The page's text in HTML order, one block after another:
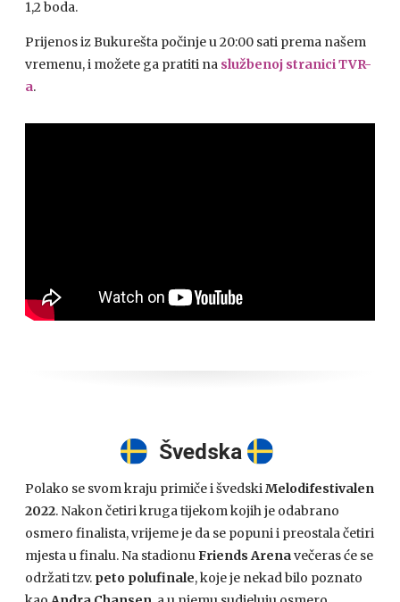
1,2 boda.
Prijenos iz Bukurešta počinje u 20:00 sati prema našem
vremenu, i možete ga pratiti na službenoj stranici TVR-
a.
Švedska
Polako se svom kraju primiče i švedski Melodifestivalen
2022. Nakon četiri kruga tijekom kojih je odabrano
osmero finalista, vrijeme je da se popuni i preostala četiri
mjesta u finalu. Na stadionu Friends Arenavečeras će se
održati tzv. peto polufinale, koje je nekad bilo poznato